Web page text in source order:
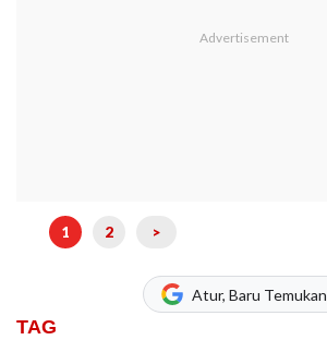
1 2 >
Atur, Baru Temukan
TAG